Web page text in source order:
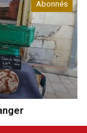
Abonnés